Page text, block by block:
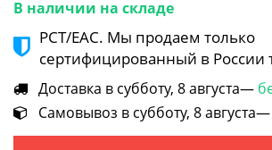
В наличии на складе
РСТ/ЕАС. Мы продаем только
сертифицированный в России
Доставка в субботу, 8 августа—
Самовывоз в субботу, 8 августа—